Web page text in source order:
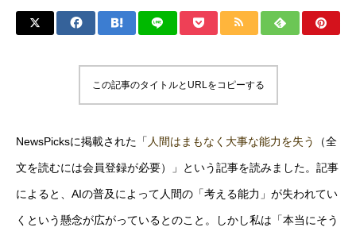
この記事のタイトルとURLをコピーする
NewsPicksに掲載された「 人間はまもなく大事な能力を失う （全
文を読むには会員登録が必要）」という記事を読みました。記事
によると、AIの普及によって人間の「考える能力」が失われてい
くという懸念が広がっているとのこと。しかし私は「本当にそう